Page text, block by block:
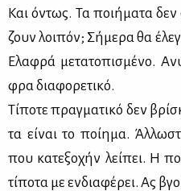
Και όντως. Τα ποι­ή­μα­τα
ζουν λοι­πόν; Σή­με­ρα θα
Ελα­φρά με­τα­το­πι­σμέ­νο.
φρα δια­φο­ρε­τι­κό.
Τί­πο­τε πραγ­μα­τι­κό δεν
τα εί­ναι το ποί­η­μα.
που κα­τε­ξο­χήν λεί­πει. Η
τί­πο­τα με εν­δια­φέ­ρει. Ας